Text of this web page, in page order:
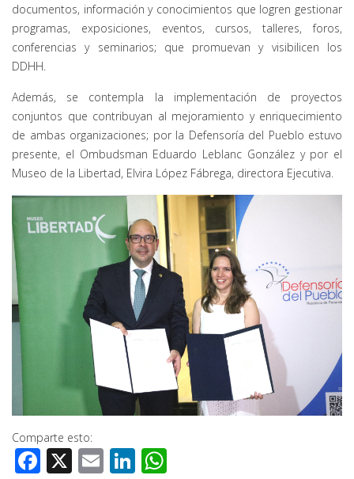
documentos, información y conocimientos que logren gestionar
programas, exposiciones, eventos, cursos, talleres, foros,
conferencias y seminarios; que promuevan y visibilicen los
DDHH.
Además, se contempla la implementación de proyectos
conjuntos que contribuyan al mejoramiento y enriquecimiento
de ambas organizaciones; por la Defensoría del Pueblo estuvo
presente, el Ombudsman Eduardo Leblanc González y por el
Museo de la Libertad, Elvira López Fábrega, directora Ejecutiva.
Comparte esto:
Facebook
X EmailLinkedIn